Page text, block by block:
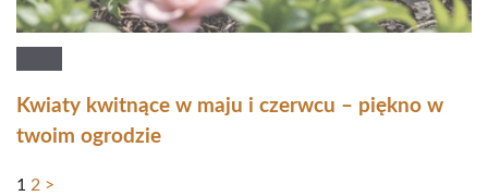
Kwiaty kwitnące w maju i czerwcu – piękno w
twoim ogrodzie
1 2 >